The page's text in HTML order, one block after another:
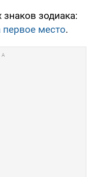
зодиака:
первое место.